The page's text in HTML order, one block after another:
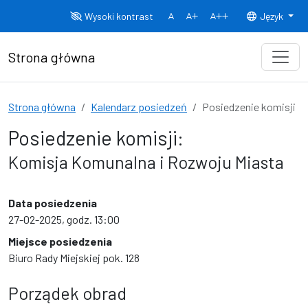
Wysoki kontrast
Normalny rozmiar czcionki
Rozmiar czcionki 150% Rozmiar
Język
Strona główna
Strona główna Kalendarz posiedzeń Posiedzenie komisji
Posiedzenie komisji:
Komisja Komunalna i Rozwoju Miasta
Data posiedzenia
27-02-2025, godz. 13:00
Miejsce posiedzenia
Biuro Rady Miejskiej pok. 128
Porządek obrad